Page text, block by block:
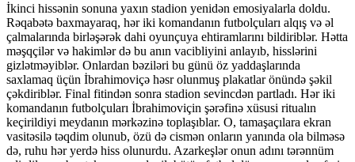
İkinci hissənin sonuna yaxın stadion yenidən emosiyalarla doldu.
Rəqabətə baxmayaraq, hər iki komandanın futbolçuları alqış və əl
çalmalarında birləşərək dahi oyunçuya ehtiramlarını bildiriblər. Hətta
məşqçilər və hakimlər də bu anın vacibliyini anlayıb, hisslərini
gizlətməyiblər. Onlardan bəziləri bu günü öz yaddaşlarında
saxlamaq üçün İbrahimoviçə həsr olunmuş plakatlar önündə şəkil
çəkdiriblər. Final fitindən sonra stadion sevincdən partladı. Hər iki
komandanın futbolçuları İbrahimoviçin şərəfinə xüsusi ritualın
keçirildiyi meydanın mərkəzinə toplaşıblar. O, tamaşaçılara ekran
vasitəsilə təqdim olunub, özü də cismən onların yanında ola bilməsə
də, ruhu hər yerdə hiss olunurdu. Azarkeşlər onun adını tərənnüm